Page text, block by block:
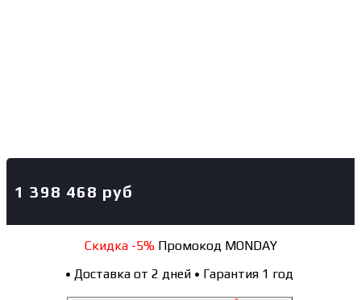
1 398 468 руб
Скидка -5%Промокод MONDAY
• Доставка от 2 дней • Гарантия 1 год